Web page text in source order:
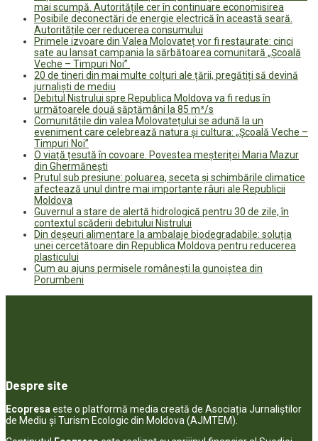
mai scumpă. Autoritățile cer în continuare economisirea
Posibile deconectări de energie electrică în această seară.
Autoritățile cer reducerea consumului
Primele izvoare din Valea Molovateț vor fi restaurate: cinci
sate au lansat campania la sărbătoarea comunitară „Școală
Veche – Timpuri Noi”
20 de tineri din mai multe colțuri ale țării, pregătiți să devină
jurnaliști de mediu
Debitul Nistrului spre Republica Moldova va fi redus în
următoarele două săptămâni la 85 m³/s
Comunitățile din valea Molovatețului se adună la un
eveniment care celebrează natura și cultura: „Școală Veche –
Timpuri Noi”
O viață țesută în covoare. Povestea meșteriței Maria Mazur
din Ghermănești
Prutul sub presiune: poluarea, seceta și schimbările climatice
afectează unul dintre mai importante râuri ale Republicii
Moldova
Guvernul a stare de alertă hidrologică pentru 30 de zile, în
contextul scăderii debitului Nistrului
Din deșeuri alimentare la ambalaje biodegradabile: soluția
unei cercetătoare din Republica Moldova pentru reducerea
plasticului
Cum au ajuns permisele românești la gunoiștea din
Porumbeni
Despre site
Ecopresa este o platformă media creată de Asociația Jurnaliștilor
de Mediu și Turism Ecologic din Moldova (AJMTEM).